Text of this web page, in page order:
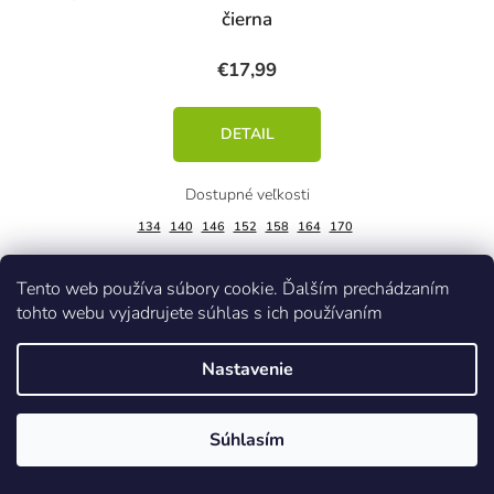
Tento web používa súbory cookie. Ďalším prechádzaním
tohto webu vyjadrujete súhlas s ich používaním
Nastavenie
Súhlasím
čierna
€17,99
DETAIL
134 140 146 152 158 164 170
Kód:45825/104